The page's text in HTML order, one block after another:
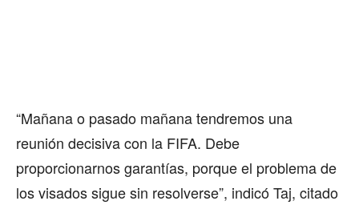
“Mañana o pasado mañana tendremos una
reunión decisiva con la FIFA. Debe
proporcionarnos garantías, porque el problema de
los visados sigue sin resolverse”, indicó Taj, citado